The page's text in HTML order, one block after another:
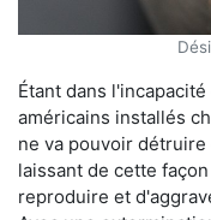
Étant dans
américains installés
ne va pouvoir
laissant de cette
reproduire et